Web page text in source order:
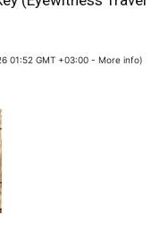
01:52 GMT +03:00 - More info)